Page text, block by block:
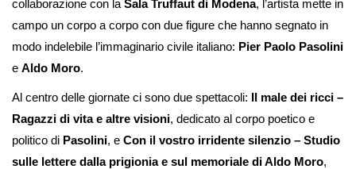
collaborazione con la Sala Truffaut di Modena, l’artista mette in
campo un corpo a corpo con due figure che hanno segnato in
modo indelebile l’immaginario civile italiano: Pier Paolo Pasolini
e Aldo Moro.
Al centro delle giornate ci sono due spettacoli: Il male dei ricci –
Ragazzi di vita e altre visioni, dedicato al corpo poetico e
politico di Pasolini, e Con il vostro irridente silenzio – Studio
sulle lettere dalla prigionia e sul memoriale di Aldo Moro,